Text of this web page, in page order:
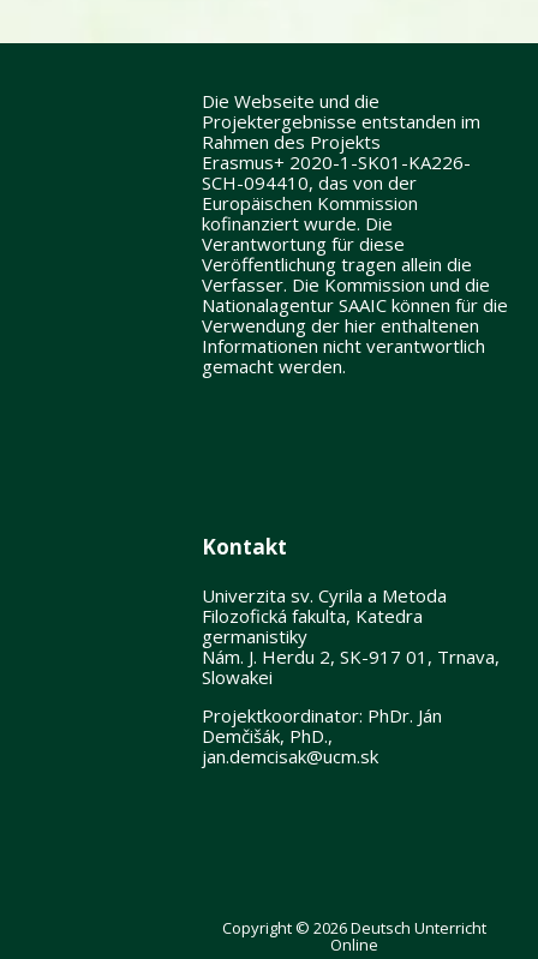
Die Webseite und die
Projektergebnisse entstanden im
Rahmen des Projekts
Erasmus+ 2020-1-SK01-KA226-
SCH-094410, das von der
Europäischen Kommission
kofinanziert wurde. Die
Verantwortung für diese
Veröffentlichung tragen allein die
Verfasser. Die Kommission und die
Nationalagentur SAAIC können für die
Verwendung der hier enthaltenen
Informationen nicht verantwortlich
gemacht werden.
Kontakt
Univerzita sv. Cyrila a Metoda
Filozofická fakulta, Katedra
germanistiky
Nám. J. Herdu 2, SK-917 01, Trnava,
Slowakei
Projektkoordinator: PhDr. Ján
Demčišák, PhD.,
jan.demcisak@ucm.sk
Copyright © 2026 Deutsch Unterricht
Online